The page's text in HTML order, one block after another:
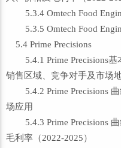
5.3.4 Omtech Food
5.3.5 Omtech Food
5.4 Prime Precisions
5.4.1 Prime Precisions基
销售区域、竞争对手及市场
5.4.2 Prime Precisions 曲
场应用
5.4.3 Prime Precisions 曲
毛利率（2022-2025）